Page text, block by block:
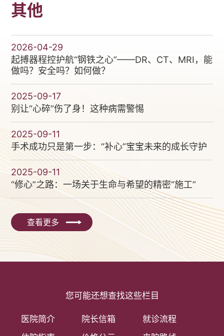
其他
2026-04-29
起搏器程控护航“钢铁之心”——DR、CT、MRI，能
做吗？安全吗？如何做？
2025-09-17
别让“心碎”伤了身！这种病需警惕
2025-09-11
手术成功只是第一步：“补心”宝宝未来的成长守护
2025-09-11
“修心”之路：一场关于生命与希望的精密“施工”
查看更多
您可能还想查找这些栏目
医院简介 院长信箱
就诊流程